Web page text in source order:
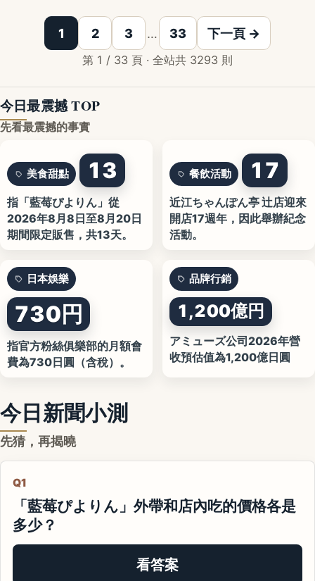
1 2 3 … 33 下一頁 →
第 1 / 33 頁 · 全站共 3293 則
今日最震撼 TOP
先看最震撼的事實
美食甜點 13
指「藍莓ぴよりん」從
2026年8月8日至8月20日
期間限定販售，共13天。
餐飲活動 17
近江ちゃんぽん亭 辻店迎來
開店17週年，因此舉辦紀念
活動。
日本娛樂
730円
指官方粉絲俱樂部的月額會
費為730日圓（含稅）。
品牌行銷
1,200億円
アミューズ公司2026年營
收預估值為1,200億日圓
今日新聞小測
先猜，再揭曉
Q1
「藍莓ぴよりん」外帶和店內吃的價格各是
多少？
看答案